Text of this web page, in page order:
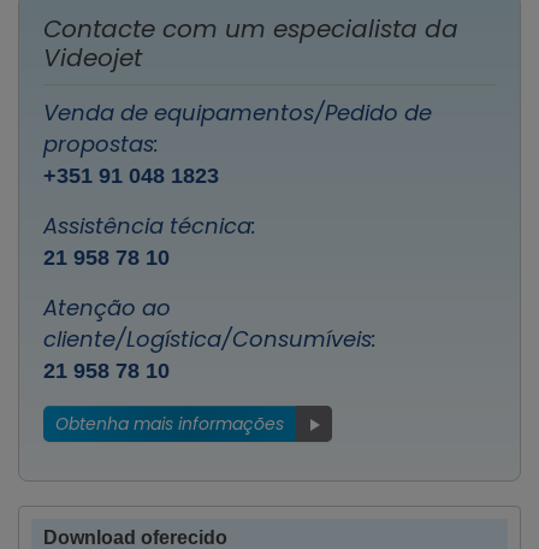
Contacte com um especialista da
Videojet
Venda de equipamentos/Pedido de
propostas:
+351 91 048 1823
Assistência técnica:
21 958 78 10
Atenção ao
cliente/Logística/Consumíveis:
21 958 78 10
Obtenha mais informações
Download oferecido